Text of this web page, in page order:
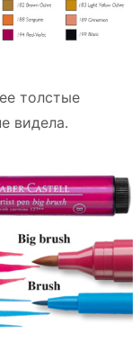
толстые
видела.